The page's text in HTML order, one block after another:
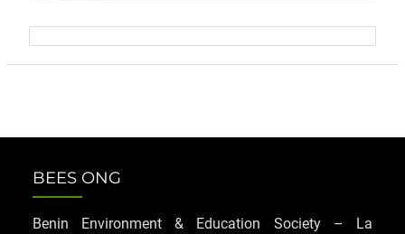
BEES ONG
Benin Environment & Education Society – La